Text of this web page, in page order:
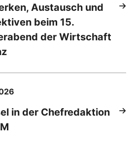
Austausch und
beim 15.
der Wirtschaft
in der Chefredaktion